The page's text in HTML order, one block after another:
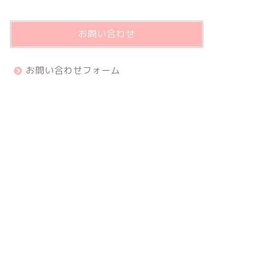
お問い合わせ
お問い合わせフォーム